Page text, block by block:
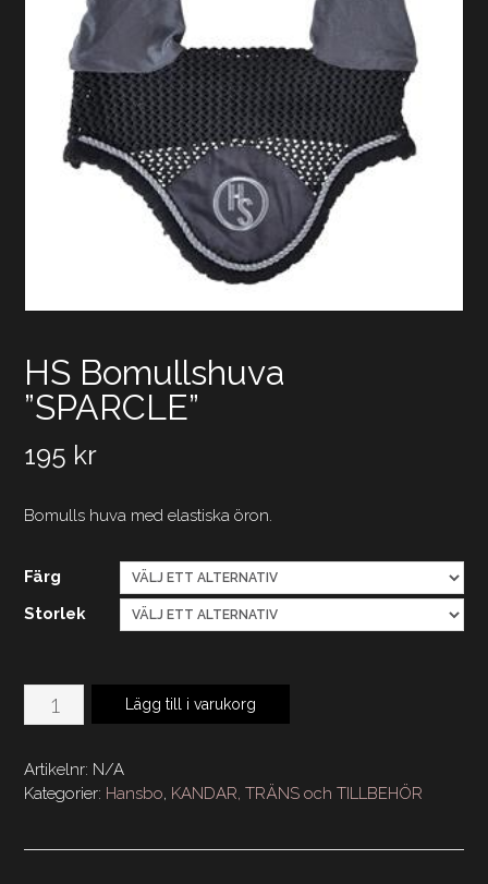
HS Bomullshuva
”SPARCLE”
195 kr
Bomulls huva med elastiska öron.
Färg
Storlek
Bomullshuva
"SPARCLE"
mängd
Lägg till i varukorg
Artikelnr: N/A
Kategorier: Hansbo, KANDAR, TRÄNS och TILLBEHÖR